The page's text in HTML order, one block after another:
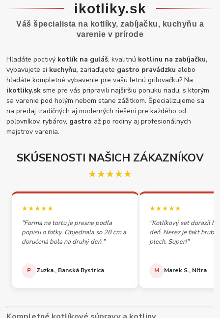
ikotliky.sk
Váš špecialista na kotlíky, zabíjačku, kuchyňu a
varenie v prírode
Hľadáte poctivý kotlík na guláš, kvalitnú kotlinu na zabíjačku,
vybavujete si kuchyňu, zariaďujete gastro pravádzku alebo
hľadáte kompletné vybavenie pre vašu letnú grilovačku? Na
ikotliky.sk sme pre vás pripravili najširšiu ponuku riadu, s ktorým
sa varenie pod holým nebom stane zážitkom. Špecializujeme sa
na predaj tradičných aj moderných riešení pre každého od
poľovníkov, rybárov, gastro až po rodiny aj profesionálnych
majstrov varenia.
SKÚSENOSTI NAŠICH ZÁKAZNÍKOV
★★★★★
★★★★★
"Forma na tortu je presne podľa
popisu o fotky. Objednala so 28 cm a
doručená bola na druhý deň."
P Zuzka., Banská Bystrica
★★★★★
"Kotlíkový set dorazil
deň. Nerez je fakt
plech. Super!"
M Marek S., Nitra